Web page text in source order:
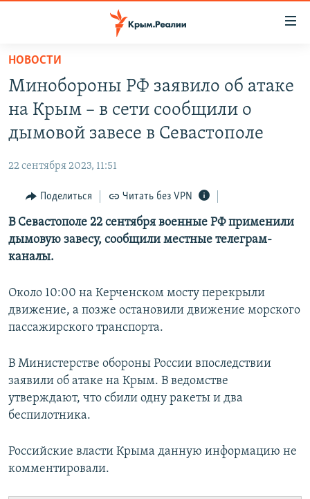
Вернуться
основному
содержанию
Вернутся
главной
навигации
Вернутся
поиску
НОВОСТИ
СПЕЦПРОЕКТЫ
11 ЛЕТ ОККУПАЦИИ КРЫМА. 11 ИСТОРИЙ СОПРОТИВЛЕНИЯ
ЕЩЕ
ИНТЕРАКТИВ
ИНФОГРАФИКА
ТЕЛЕПРОЕКТ КРЫМ.РЕАЛИИ
ПРОПАВШИЕ БЕЗ ВЕСТИ
ПОБЕДИТЕЛЕЙ НЕ СУДЯТ?
УКРАИНСКАЯ ПРОБЛЕМА КРЫМА
РАДІО СВОБОДА
КАК ОБОЙТИ БЛОКИРОВКУ
Українською
Qırımtatar
Все сайты RFE/RL
НОВОСТИ
Минобороны РФ заявило об атаке
на Крым – в сети сообщили о
дымовой завесе в Севастополе
22 сентября 2023, 11:51
Поделиться Читать без VPN
В Севастополе 22 сентября военные РФ применили
дымовую завесу, сообщили местные телеграм-
каналы.
Около 10:00 на Керченском мосту перекрыли
движение, а позже остановили движение морского
пассажирского транспорта.
В Министерстве обороны России впоследствии
заявили об атаке на Крым. В ведомстве
утверждают, что сбили одну ракеты и два
беспилотника.
Российские власти Крыма данную информацию не
комментировали.